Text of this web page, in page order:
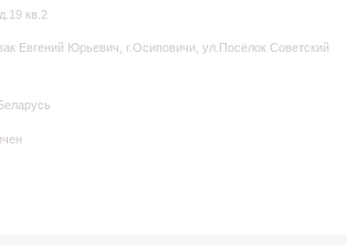
кв.2
Евгений Юрьевич, г.Осиповичи, ул.Посёлок Советский